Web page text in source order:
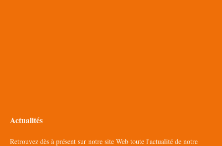
Actualités
Retrouvez dès à présent sur notre site Web toute l'actualité de notre